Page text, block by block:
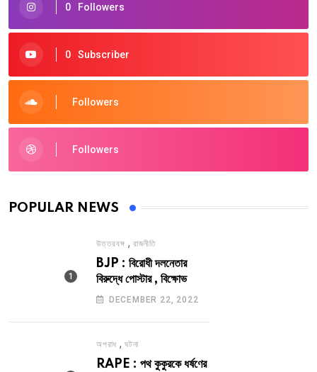
0 Followers
0 Subscriber
Followers
Followers
POPULAR NEWS
উত্তরবঙ্গ , রাজনীতি
BJP : বিরোধী দলনেতার
বিরুদ্ধে পোস্টার , বিক্ষোভ
DECEMBER 22, 2022
অপরাধ ,ঘটনা
RAPE : পথ কুকুরকে ধর্ষণের